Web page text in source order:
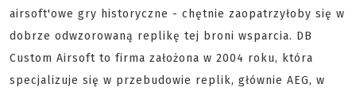
airsoft'owe gry historyczne - chętnie zaopatrzyłoby się w
dobrze odwzorowaną replikę tej broni wsparcia. DB
Custom Airsoft to firma założona w 2004 roku, która
specjalizuje się w przebudowie replik, głównie AEG, w